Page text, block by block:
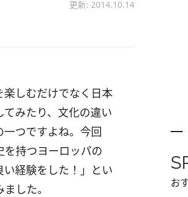
更新: 2014.10.14
しむだけでなく日本
みたり、文化の違い
つですよね。今回
を持つヨーロッパの
経験をした！」とい
した。
お